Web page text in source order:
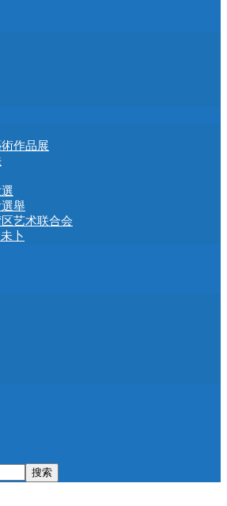
作品展
舉
艺术联合会
卜